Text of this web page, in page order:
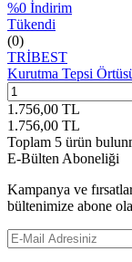
%0 İndirim
Tükendi
(0)
TRİBEST
Kurutma Tepsi
1.756,00 TL
1.756,00 TL
Toplam 5 ürün
E-Bülten Aboneliği
Kampanya ve
bültenimize abone